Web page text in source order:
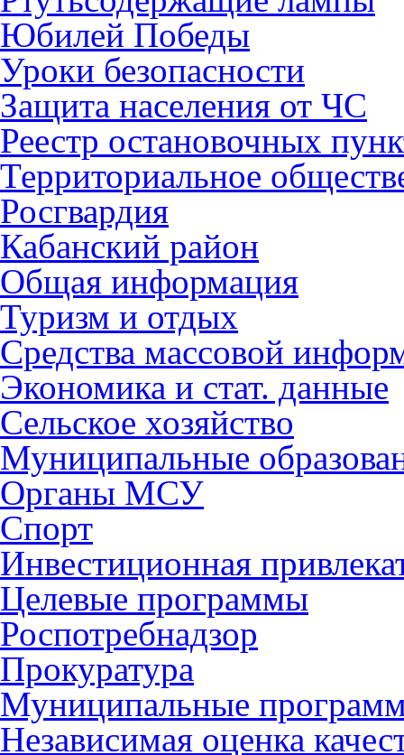
Юбилей Победы
Уроки безопасности
Защита населения от ЧС
Реестр остановочных
Территориальное
Росгвардия
Кабанский район
Общая информация
Туризм и отдых
Средства массовой
Экономика и стат. данные
Сельское хозяйство
Муниципальные
Органы МСУ
Спорт
Инвестиционная
Целевые программы
Роспотребнадзор
Прокуратура
Муниципальные
Независимая оценка